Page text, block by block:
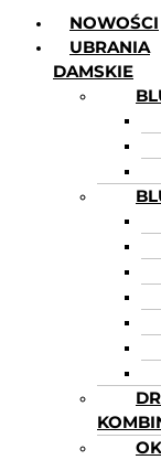
NOWOŚCI
UBRANIA
DAMSKIE